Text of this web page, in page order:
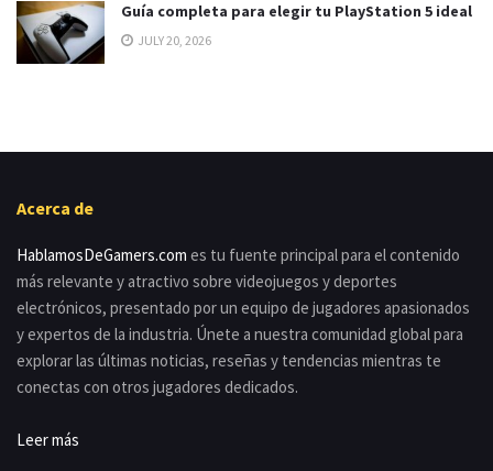
Guía completa para elegir tu PlayStation 5 ideal
JULY 20, 2026
Acerca de
HablamosDeGamers.com es tu fuente principal para el contenido
más relevante y atractivo sobre videojuegos y deportes
electrónicos, presentado por un equipo de jugadores apasionados
y expertos de la industria. Únete a nuestra comunidad global para
explorar las últimas noticias, reseñas y tendencias mientras te
conectas con otros jugadores dedicados.
Leer más